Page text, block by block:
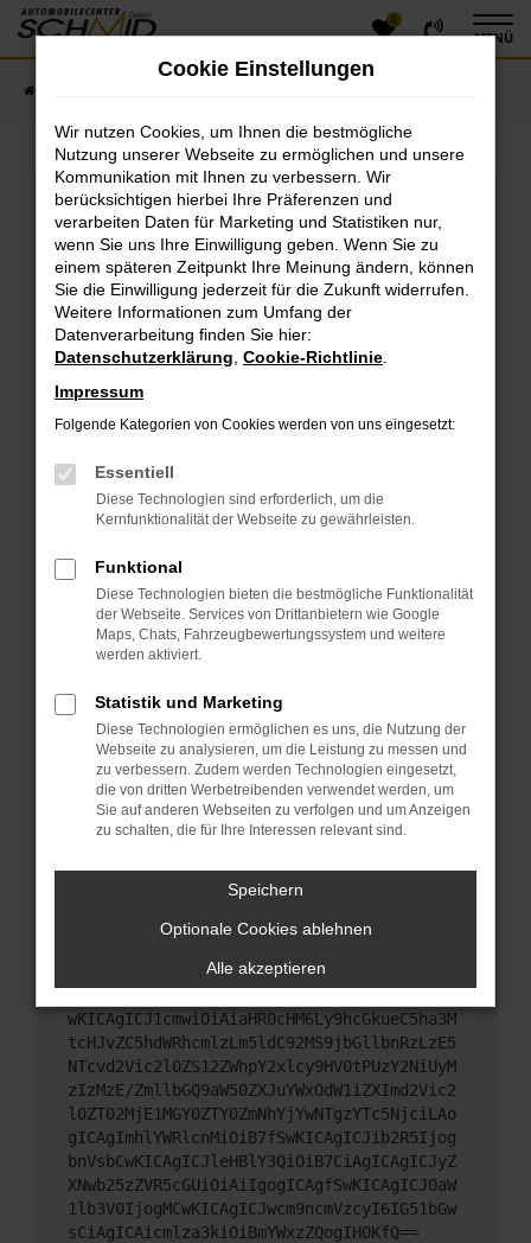
Zum
Hauptinhalt
0
MENÜ
Fehler: Network Error
Beim Laden ist ein Fehler aufgetreten.
Hier sind ein paar Tipps, die dir helfen können:
Überprüfe deine Firewall und deine
Internetverbindung.
Laden andere Webseiten, zum Beispiel deine
Suchmaschine?
Prüfe deine Browsererweiterungen.
das Laden bestimmter Seiten verhindern.
Funktioniert die Seite in einem anderen Browser
oder in einem privaten Fenster?
Das kann manchmal helfen, vorübergehende
Probleme zu beheben.
Stelle sicher, dass dein Browser und dein
Betriebssystem auf dem neuesten Stand sind.
Sicherheitsrisiko, sondern kann auch dazu führen,
dass bestimmte Funktionen nicht mehr
unterstützt werden.
Wende dich an den Webseitenbetreiber.
Wenn du alle oben genannten Schritte versucht
hast, kontaktiere uns bitte. Wir werden versuchen,
das Problem zu beheben. Du kannst uns diesen
Text schicken, um uns bei der Fehlersuche zu
unterstützen:
ewogICJuYW1lIjogIk5ldHdvcmtFcnJvciIsCiAgI
mNvbmZpZyI6IHsKICAgICJtZXRob2QiOiAiR0VUIi
wKICAgICJ1cmwiOiAiaHR0cHM6Ly9hcGkueC5ha3M
tcHJvZC5hdWRhcmlzLm5ldC92MS9jbGllbnRzLzE5
NTcvd2Vic2l0ZS12ZWhpY2xlcy9HV0tPUzY2NiUyM
zIzMzE/ZmllbGQ9aW50ZXJuYWxOdW1iZXImd2Vic2
l0ZT02MjE1MGY0ZTY0ZmNhYjYwNTgzYTc5NjciLAo
gICAgImhlYWRlcnMiOiB7fSwKICAgICJib2R5Ijog
bnVsbCwKICAgICJleHBlY3QiOiB7CiAgICAgICJyZ
XNwb25zZVR5cGUiOiAiIgogICAgfSwKICAgICJ0aW
1lb3V0IjogMCwKICAgICJwcm9ncmVzcyI6IG51bGw
sCiAgICAicmlza3kiOiBmYWxzZQogIH0KfQ==
Cookie Einstellungen
Wir nutzen Cookies, um Ihnen die bestmögliche
Nutzung unserer Webseite zu ermöglichen und unsere
Kommunikation mit Ihnen zu verbessern. Wir
berücksichtigen hierbei Ihre Präferenzen und
verarbeiten Daten für Marketing und Statistiken nur,
wenn Sie uns Ihre Einwilligung geben. Wenn Sie zu
einem späteren Zeitpunkt Ihre Meinung ändern, können
Sie die Einwilligung jederzeit für die Zukunft widerrufen.
Weitere Informationen zum Umfang der
Datenverarbeitung finden Sie hier:
Datenschutzerklärung Cookie-Richtlinie
Impressum
Folgende Kategorien von Cookies werden von uns eingesetzt:
Essentiell
Diese Technologien sind erforderlich, um die
Kernfunktionalität der Webseite zu gewährleisten.
Funktional
Diese Technologien bieten die bestmögliche Funktionalität
der Webseite. Services von Drittanbietern wie Google
Maps, Chats, Fahrzeugbewertungssystem und weitere
werden aktiviert.
Statistik und Marketing
Diese Technologien ermöglichen es uns, die Nutzung der
Webseite zu analysieren, um die Leistung zu messen und
zu verbessern. Zudem werden Technologien eingesetzt,
die von dritten Werbetreibenden verwendet werden, um
Sie auf anderen Webseiten zu verfolgen und um Anzeigen
zu schalten, die für Ihre Interessen relevant sind.
Speichern
Optionale Cookies ablehnen
Alle akzeptieren